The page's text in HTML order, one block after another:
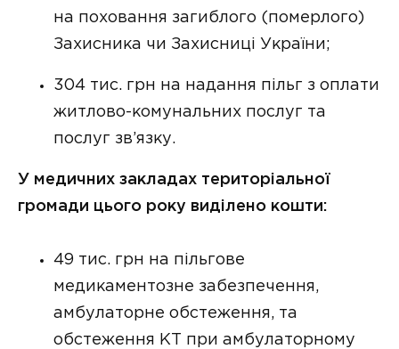
на поховання загиблого (померлого)
Захисника чи Захисниці України;
304 тис. грн на надання пільг з оплати
житлово-комунальних послуг та
послуг зв’язку.
У медичних закладах територіальної
громади цього року виділено кошти:
49 тис. грн на пільгове
медикаментозне забезпечення,
амбулаторне обстеження, та
обстеження КТ при амбулаторному